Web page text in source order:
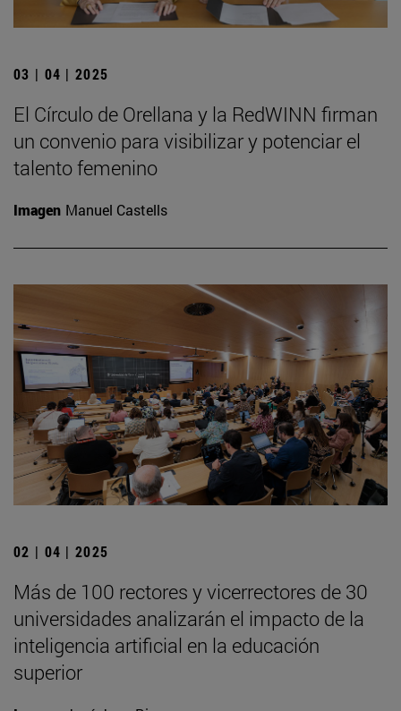
03 | 04 | 2025
El Círculo de Orellana y la RedWINN firman
un convenio para visibilizar y potenciar el
talento femenino
Imagen Manuel Castells
02 | 04 | 2025
Más de 100 rectores y vicerrectores de 30
universidades analizarán el impacto de la
inteligencia artificial en la educación
superior